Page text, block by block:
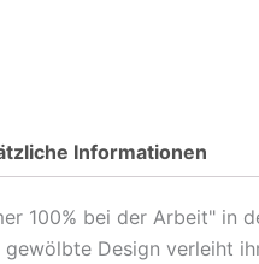
Informationen
100% bei der Arbeit"
gewölbte Design verleiht